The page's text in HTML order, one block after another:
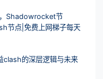
Shadowrocket节
节点|免费上网梯子每天
clash的深层逻辑与未来